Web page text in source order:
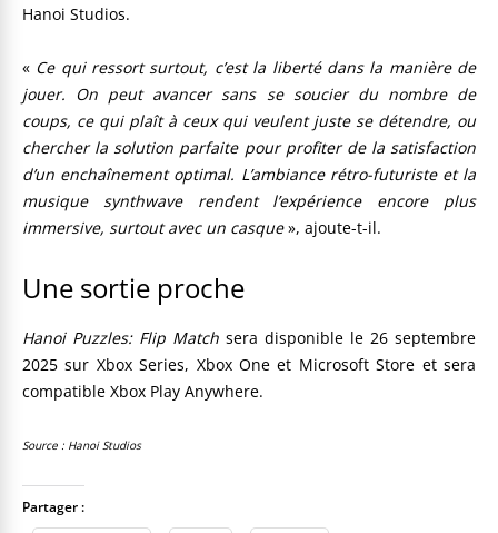
Hanoi Studios.
« Ce qui ressort surtout, c’est la liberté dans la manière de
jouer. On peut avancer sans se soucier du nombre de
coups, ce qui plaît à ceux qui veulent juste se détendre, ou
chercher la solution parfaite pour profiter de la satisfaction
d’un enchaînement optimal. L’ambiance rétro-futuriste et la
musique synthwave rendent l’expérience encore plus
immersive, surtout avec un casque», ajoute-t-il.
Une sortie proche
Hanoi Puzzles: Flip Match sera disponible le 26 septembre
2025 sur Xbox Series, Xbox One et Microsoft Store et sera
compatible Xbox Play Anywhere.
Source : Hanoi Studios
Partager :